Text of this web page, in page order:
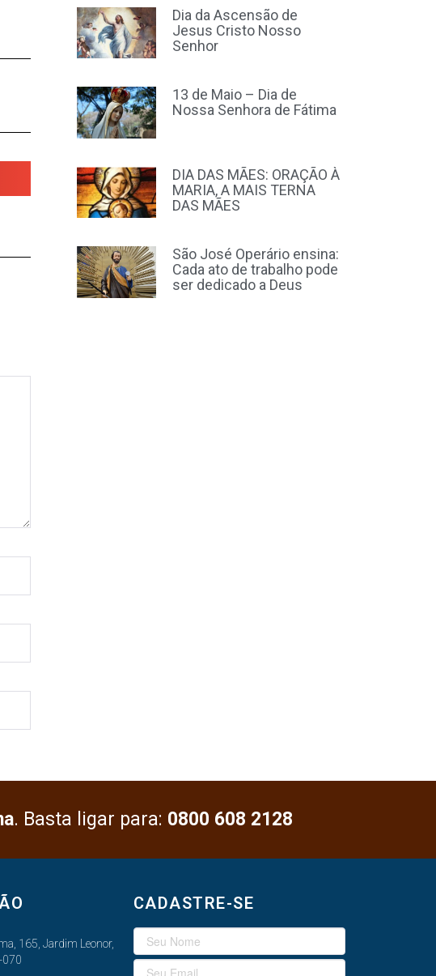
Dia da Ascensão de
Jesus Cristo Nosso
Senhor
13 de Maio – Dia de
Nossa Senhora de Fátima
DIA DAS MÃES: ORAÇÃO À
MARIA, A MAIS TERNA
DAS MÃES
São José Operário ensina:
Cada ato de trabalho pode
ser dedicado a Deus
. Basta ligar para: 0800 608 2128
165, Jardim Leonor,
070
CADASTRE-SE